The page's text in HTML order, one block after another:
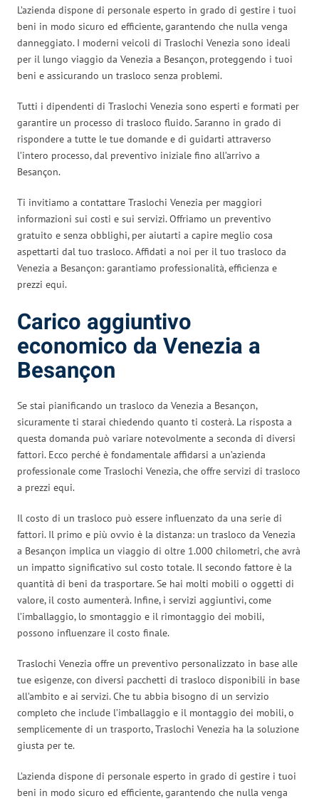
L’azienda dispone di personale esperto in grado di gestire i tuoi
beni in modo sicuro ed efficiente, garantendo che nulla venga
danneggiato. I moderni veicoli di Traslochi Venezia sono ideali
per il lungo viaggio da Venezia a Besançon, proteggendo i tuoi
beni e assicurando un trasloco senza problemi.
Tutti i dipendenti di Traslochi Venezia sono esperti e formati per
garantire un processo di trasloco fluido. Saranno in grado di
rispondere a tutte le tue domande e di guidarti attraverso
l’intero processo, dal preventivo iniziale fino all’arrivo a
Besançon.
Ti invitiamo a contattare Traslochi Venezia per maggiori
informazioni sui costi e sui servizi. Offriamo un preventivo
gratuito e senza obblighi, per aiutarti a capire meglio cosa
aspettarti dal tuo trasloco. Affidati a noi per il tuo trasloco da
Venezia a Besançon: garantiamo professionalità, efficienza e
prezzi equi.
Carico aggiuntivo
economico da Venezia a
Besançon
Se stai pianificando un trasloco da Venezia a Besançon,
sicuramente ti starai chiedendo quanto ti costerà. La risposta a
questa domanda può variare notevolmente a seconda di diversi
fattori. Ecco perché è fondamentale affidarsi a un’azienda
professionale come Traslochi Venezia, che offre servizi di trasloco
a prezzi equi.
Il costo di un trasloco può essere influenzato da una serie di
fattori. Il primo e più ovvio è la distanza: un trasloco da Venezia
a Besançon implica un viaggio di oltre 1.000 chilometri, che avrà
un impatto significativo sul costo totale. Il secondo fattore è la
quantità di beni da trasportare. Se hai molti mobili o oggetti di
valore, il costo aumenterà. Infine, i servizi aggiuntivi, come
l’imballaggio, lo smontaggio e il rimontaggio dei mobili,
possono influenzare il costo finale.
Traslochi Venezia offre un preventivo personalizzato in base alle
tue esigenze, con diversi pacchetti di trasloco disponibili in base
all’ambito e ai servizi. Che tu abbia bisogno di un servizio
completo che include l’imballaggio e il montaggio dei mobili, o
semplicemente di un trasporto, Traslochi Venezia ha la soluzione
giusta per te.
L’azienda dispone di personale esperto in grado di gestire i tuoi
beni in modo sicuro ed efficiente, garantendo che nulla venga